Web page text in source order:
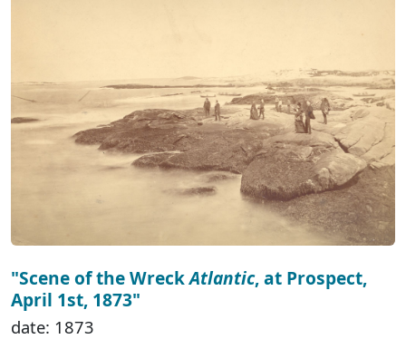
"Scene of the WreckAtlantic, at Prospect,
April 1st, 1873"
date: 1873